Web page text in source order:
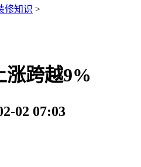
修知识 >
跨越9%
02 07:03